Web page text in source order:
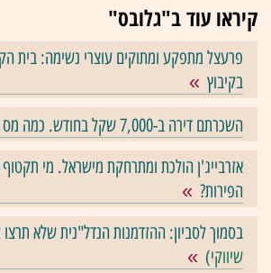
קיראו עוד ב"גלובס"
פרעצל מתפקע ומתוקים עוצרי נשימה: בית
בקיבוץ
השכרתם דירה ב-7,000 שקל בחודש. כמה מס תשלמו?
אזרבייג'ן הולכת ומתרחקת מישראל. מי
הפירות?
בסמוך לסביון: ההזדמנות הנדל"נית שלא
שיווקי)